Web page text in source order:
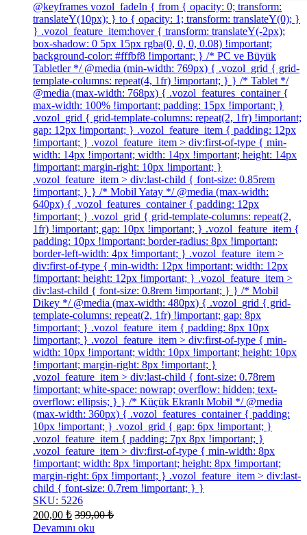
@keyframes vozol_fadeIn { from { opacity: 0; transform:
translateY(10px); } to { opacity: 1; transform: translateY(0); }
} .vozol_feature_item:hover { transform: translateY(-2px);
box-shadow: 0 5px 15px rgba(0, 0, 0, 0.08) !important;
background-color: #fffbf8 !important; } /* PC ve Büyük
Tabletler */ @media (min-width: 769px) { .vozol_grid { grid-
template-columns: repeat(4, 1fr) !important; } } /* Tablet */
@media (max-width: 768px) { .vozol_features_container {
max-width: 100% !important; padding: 15px !important; }
.vozol_grid { grid-template-columns: repeat(2, 1fr) !important;
gap: 12px !important; } .vozol_feature_item { padding: 12px
!important; } .vozol_feature_item > div:first-of-type { min-
width: 14px !important; width: 14px !important; height: 14px
!important; margin-right: 10px !important; }
.vozol_feature_item > div:last-child { font-size: 0.85rem
!important; } } /* Mobil Yatay */ @media (max-width:
640px) { .vozol_features_container { padding: 12px
!important; } .vozol_grid { grid-template-columns: repeat(2,
1fr) !important; gap: 10px !important; } .vozol_feature_item {
padding: 10px !important; border-radius: 8px !important;
border-left-width: 4px !important; } .vozol_feature_item >
div:first-of-type { min-width: 12px !important; width: 12px
!important; height: 12px !important; } .vozol_feature_item >
div:last-child { font-size: 0.8rem !important; } } /* Mobil
Dikey */ @media (max-width: 480px) { .vozol_grid { grid-
template-columns: repeat(2, 1fr) !important; gap: 8px
!important; } .vozol_feature_item { padding: 8px 10px
!important; } .vozol_feature_item > div:first-of-type { min-
width: 10px !important; width: 10px !important; height: 10px
!important; margin-right: 8px !important; }
.vozol_feature_item > div:last-child { font-size: 0.78rem
!important; white-space: nowrap; overflow: hidden; text-
overflow: ellipsis; } } /* Küçük Ekranlı Mobil */ @media
(max-width: 360px) { .vozol_features_container { padding:
10px !important; } .vozol_grid { gap: 6px !important; }
.vozol_feature_item { padding: 7px 8px !important; }
.vozol_feature_item > div:first-of-type { min-width: 8px
!important; width: 8px !important; height: 8px !important;
margin-right: 6px !important; } .vozol_feature_item > div:last-
child { font-size: 0.7rem !important; } }
SKU: 5226
200,00 ₺ 399,00₺
Devamını oku